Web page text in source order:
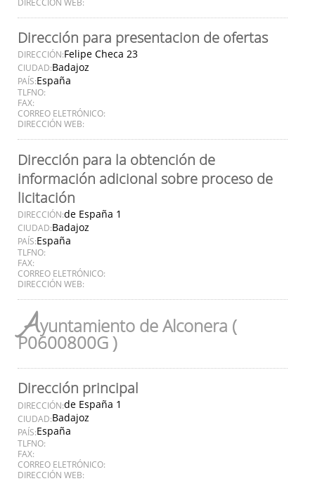
Dirección para presentacion de ofertas
DIRECCIÓN:Felipe Checa 23
CIUDAD:Badajoz
PAÍS:España
TLFNO:
FAX:
CORREO ELETRÓNICO:
DIRECCIÓN WEB:
Dirección para la obtención de
información adicional sobre proceso de
licitación
DIRECCIÓN:de España 1
CIUDAD:Badajoz
PAÍS:España
TLFNO:
FAX:
CORREO ELETRÓNICO:
DIRECCIÓN WEB:
Ayuntamiento de Alconera (
P0600800G )
Dirección principal
DIRECCIÓN:de España 1
CIUDAD:Badajoz
PAÍS:España
TLFNO:
FAX:
CORREO ELETRÓNICO:
DIRECCIÓN WEB: